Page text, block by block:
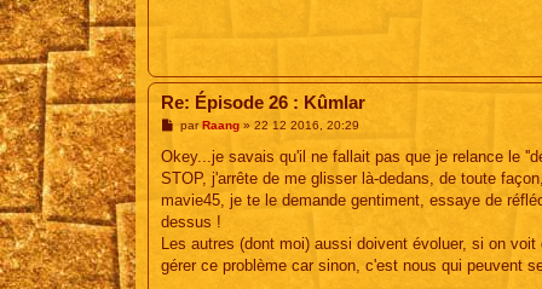
Re: Épisode 26 : Kûmlar
M
s
a
g
par Raang» 22 12 2016, 20:29
Okey...je savais qu'il ne fallait pas que je relance le
STOP, j'arrête de me glisser là-dedans, de toute
mavie45, je te le demande gentiment, essaye de
dessus !
Les autres (dont moi) aussi doivent évoluer, si on
gérer ce problème car sinon, c'est nous qui peuvent